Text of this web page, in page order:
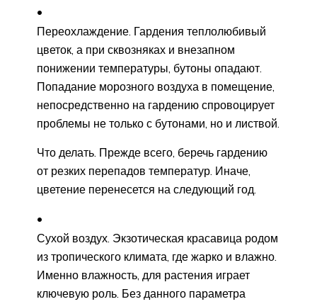
Переохлаждение. Гардения теплолюбивый
цветок, а при сквозняках и внезапном
понижении температуры, бутоны опадают.
Попадание морозного воздуха в помещение,
непосредственно на гардению спровоцирует
проблемы не только с бутонами, но и листвой.
Что делать. Прежде всего, беречь гардению
от резких перепадов температур. Иначе,
цветение перенесется на следующий год.
Сухой воздух. Экзотическая красавица родом
из тропического климата, где жарко и влажно.
Именно влажность, для растения играет
ключевую роль. Без данного параметра